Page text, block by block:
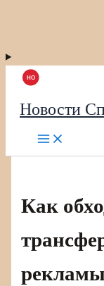
Новости
Как
рекламы